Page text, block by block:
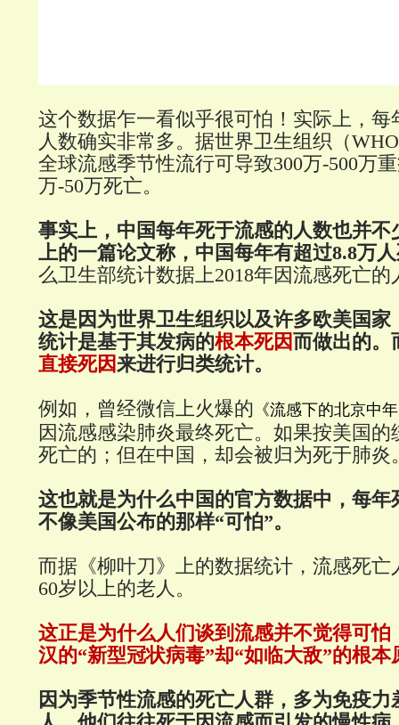
这个数据乍一看似乎很可怕！实际上，每
人数确实非常多。据世界卫生组织（
全球流感季节性流行可导致300万-500万
万-50万死亡。
事实上，中国每年死于流感的人数也并不
上的一篇论文称，中国每年有超过8.8万
么卫生部统计数据上2018年因流感死亡的
这是因为世界卫生组织以及许多欧美国家
统计是基于其发病的根本死因而做出的。
直接死因 来进行归类统计。
例如，曾经微信上火爆的 《流感下的北京中
因流感感染肺炎最终死亡。如果按美国
死亡的；但在中国，却会被归为死于肺炎
这也就是为什么中国的官方数据中，每年
不像美国公布的那样“可怕”。
而据《柳叶刀》上的数据统计 ，流感死
60岁以上的老人。
这正是为什么人们谈到流感并不觉得可怕
汉的“新型冠状病毒”却“如临大敌”的根本
因为季节性流感的死亡人群，多为免疫